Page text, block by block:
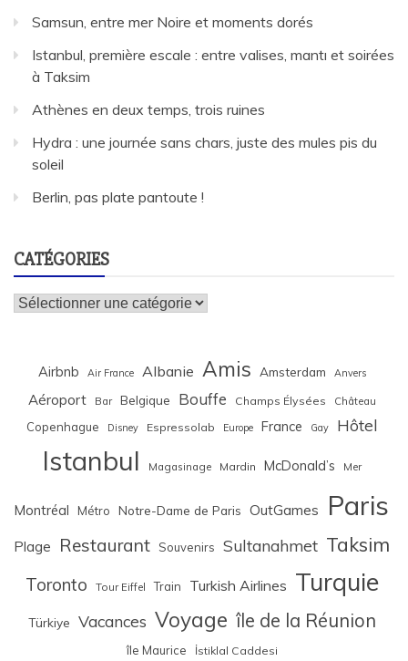
Samsun, entre mer Noire et moments dorés
Istanbul, première escale : entre valises, mantı et soirées
à Taksim
Athènes en deux temps, trois ruines
Hydra : une journée sans chars, juste des mules pis du
soleil
Berlin, pas plate pantoute !
CATÉGORIES
Catégories
Airbnb Air France Albanie Amis Amsterdam Anvers
Aéroport Bar Belgique Bouffe Champs Élysées Château
Copenhague Disney Espressolab Europe France Gay Hôtel
Istanbul Magasinage Mardin McDonald’s Mer
Montréal Métro Notre-Dame de Paris OutGames Paris
Plage Restaurant Souvenirs Sultanahmet Taksim
Toronto Tour Eiffel Train Turkish Airlines Turquie
Türkiye Vacances Voyage île de la Réunion
île Maurice İstiklal Caddesi